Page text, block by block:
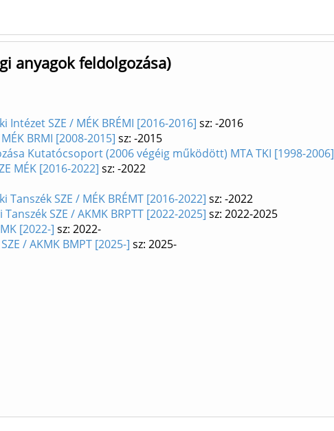
anyagok feldolgozása)
SZE / MÉK BRÉMI [2016-2016] sz: -2016
BRMI [2008-2015] sz: -2015
Kutatócsoport (2006 végéig működött) MTA TKI [1998-2006]
MÉK [2016-2022] sz: -2022
SZE / MÉK BRÉMT [2016-2022] sz: -2022
SZE / AKMK BRPTT [2022-2025] sz: 2022-2025
[2022-] sz: 2022-
/ AKMK BMPT [2025-] sz: 2025-